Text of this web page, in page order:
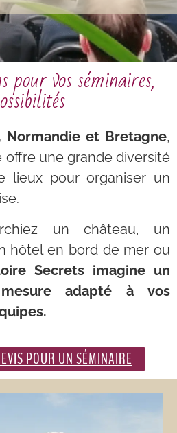
pour vos séminaires,
Normandie et Bretagne,
offre une grande diversité
lieux pour organiser un
un château, un
hôtel en bord de mer ou
Secrets imagine un
adapté à vos
POUR UN SÉMINAIRE